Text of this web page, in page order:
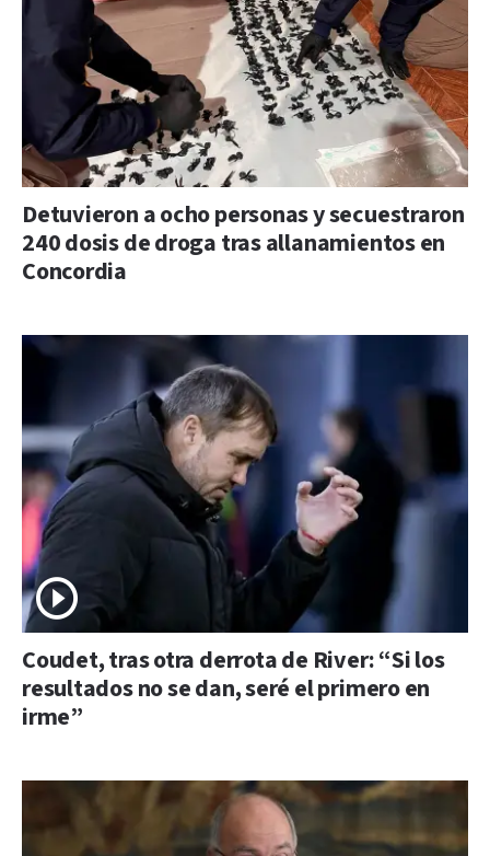
Detuvieron a ocho personas y secuestraron
240 dosis de droga tras allanamientos en
Concordia
Coudet, tras otra derrota de River: “Si los
resultados no se dan, seré el primero en
irme”